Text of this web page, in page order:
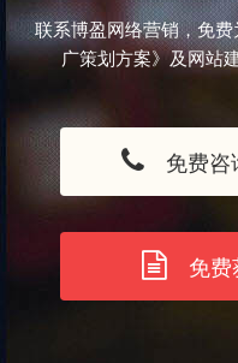
联系博盈网络营销，免
广策划方案》及网站
免费咨
免费